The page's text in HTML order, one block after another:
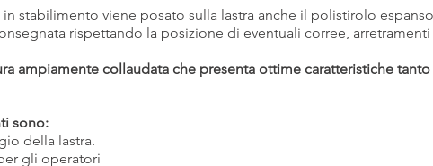
stabilimento viene posato sulla lastra anche il polistirolo
rispettando la posizione di eventuali corree,
ampiamente collaudata che presenta ottime caratteristiche
sono:
della lastra.
gli operatori